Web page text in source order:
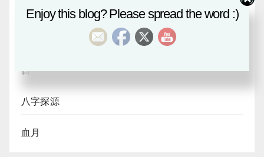
八字課程
日月合朔
八字探源
血月
Enjoy this blog? Please spread the word :)